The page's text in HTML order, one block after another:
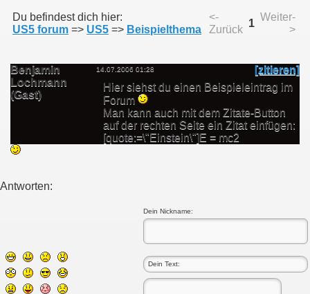
Du befindest dich hier:
US5 forum => US5 => Beispielthema
<-
Zurück
1
Weiter-
>
Benjamin
Lochmann
(Gast)
14.07.2006 01:28
[zitieren]
Hier siehst du einen Beispieleintrag im
Forum
Man kann auch mit dem Zitate-Button
auf der rechten Seite ein Zitat einfügen:
[quote:=\"Einstein\"]E = mc2
Antworten:
Dein Nickname: